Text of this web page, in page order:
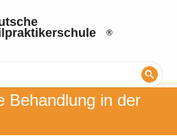
Behandlung in der